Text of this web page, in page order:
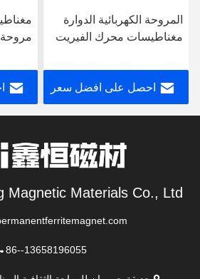
المروحة الكهربائية الدوارة
مغناطيسات محرك الفيريت
احصل على افضل سعر
مروحة
W077
Magnetic Materials Co., Ltd
86--13658196055